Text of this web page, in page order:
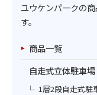
ユウケンパークの
す。
商品一覧
自走式立体駐車場
1層2段自走式駐